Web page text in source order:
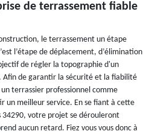
de terrassement fiable
le terrassement un étape
l’étape de déplacement, d’élimination
de régler la topographie d'un
de garantir la sécurité et la fiabilité
terrassier professionnel comme
un meilleur service. En se fiant à cette
34290, votre projet se dérouleront
aucun retard. Fiez vous vous donc à